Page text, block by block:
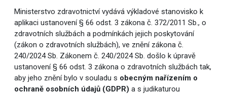
Ministerstvo zdravotnictví vydává výkladové stanovisko k
aplikaci ustanovení § 66 odst. 3 zákona č. 372/2011 Sb., o
zdravotních službách a podmínkách jejich poskytování
(zákon o zdravotních službách), ve znění zákona č.
240/2024 Sb. Zákonem č. 240/2024 Sb. došlo k úpravě
ustanovení § 66 odst. 3 zákona o zdravotních službách tak,
aby jeho znění bylo v souladu s obecným nařízením o
ochraně osobních údajů (GDPR) a s judikaturou